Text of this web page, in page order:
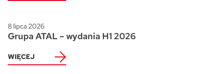
8 lipca 2026
Grupa ATAL – wydania H1 2026
WIĘCEJ